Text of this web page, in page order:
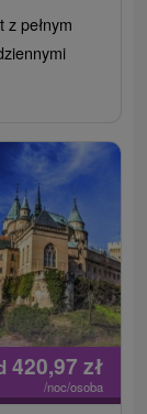
pełnym
420,97 zł
/noc/osoba